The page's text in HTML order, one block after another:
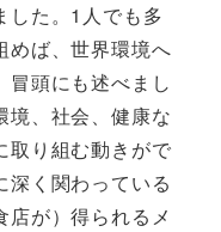
した。1人でも多
めば、世界環境へ
冒頭にも述べまし
境、社会、健康な
取り組む動きがで
深く関わっている
が）得られるメ